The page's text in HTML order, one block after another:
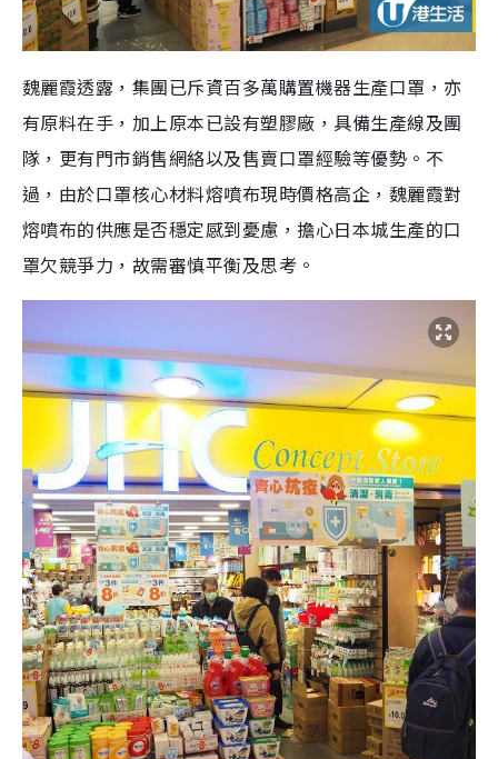
魏麗霞透露，集團已斥資百多萬購置機器生產口罩，亦
有原料在手，加上原本已設有塑膠廠，具備生產線及團
隊，更有門市銷售網絡以及售賣口罩經驗等優勢。不
過，由於口罩核心材料熔噴布現時價格高企，魏麗霞對
熔噴布的供應是否穩定感到憂慮，擔心日本城生產的口
罩欠競爭力，故需審慎平衡及思考。